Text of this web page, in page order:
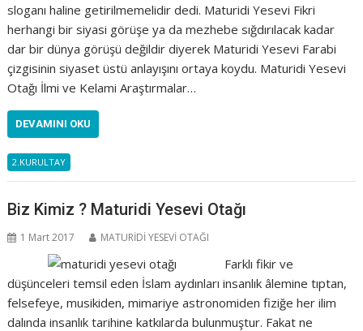
sloganı haline getirilmemelidir dedi. Maturidi Yesevi Fikri
herhangi bir siyasi görüşe ya da mezhebe sığdırılacak kadar
dar bir dünya görüşü değildir diyerek Maturidi Yesevi Farabi
çizgisinin siyaset üstü anlayışını ortaya koydu. Maturidi Yesevi
Otağı İlmi ve Kelami Araştırmalar…
DEVAMINI OKU
2.KURULTAY
Biz Kimiz ? Maturidi Yesevi Otağı
1 Mart 2017 MATURİDİ YESEVİ OTAĞI
Farklı fikir ve
düşünceleri temsil eden İslam aydınları insanlık âlemine tıptan,
felsefeye, musikiden, mimariye astronomiden fiziğe her ilim
dalında insanlık tarihine katkılarda bulunmuştur. Fakat ne